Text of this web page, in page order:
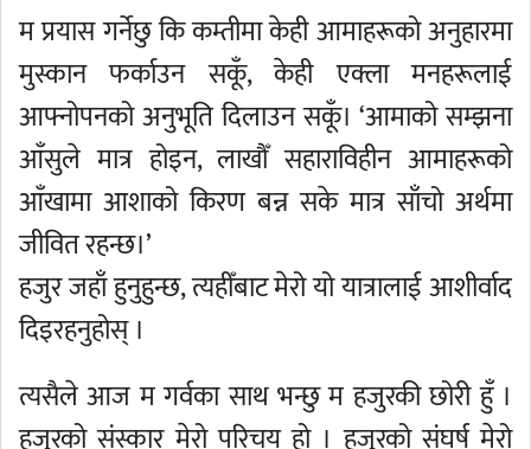
म प्रयास गर्नेछु कि कम्तीमा केही आमाहरूको अनुहारमा
मुस्कान फर्काउन सकूँ, केही एक्ला मनहरूलाई
आफ्नोपनको अनुभूति दिलाउन सकूँ। ‘आमाको सम्झना
आँसुले मात्र होइन, लाखौँ सहाराविहीन आमाहरूको
आँखामा आशाको किरण बन्न सके मात्र साँचो अर्थमा
जीवित रहन्छ।’
हजुर जहाँ हुनुहुन्छ, त्यहीँबाट मेरो यो यात्रालाई आशीर्वाद
दिइरहनुहोस् ।
त्यसैले आज म गर्वका साथ भन्छु म हजुरकी छोरी हुँ ।
हजुरको संस्कार मेरो परिचय हो । हजुरको संघर्ष मेरो